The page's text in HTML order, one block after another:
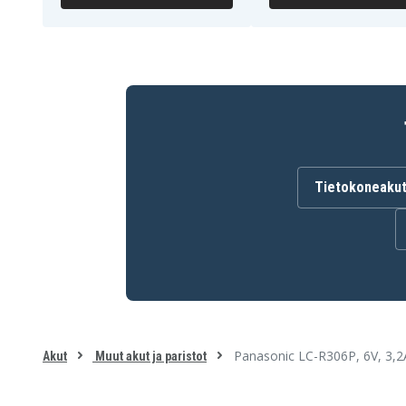
Panasonic LC-R063R4P
Panasonic LC-R063R4PU
R&D 5371
Sonnenschein A506/
Tietokoneakut
Akut Muut akut ja paristot Panasonic LC-R306P, 6V,